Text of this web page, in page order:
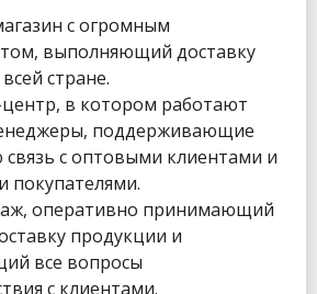
с огромным
выполняющий доставку
стране.
в котором работают
поддерживающие
связь с оптовыми клиентами и
покупателями.
оперативно принимающий
продукции и
все вопросы
с клиентами.